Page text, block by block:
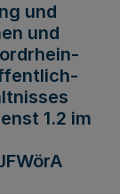
und
und
1.2 im